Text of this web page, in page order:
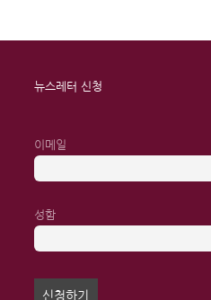
뉴스레터 신청
이메일
성함